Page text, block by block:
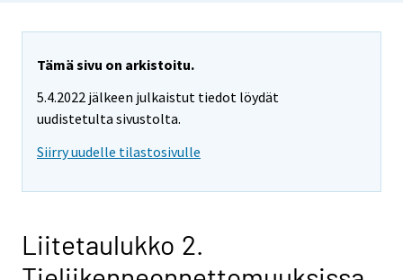
Tämä sivu on arkistoitu.
5.4.2022 jälkeen julkaistut tiedot löydät
uudistetulta sivustolta.
Siirry uudelle tilastosivulle
Liitetaulukko 2.